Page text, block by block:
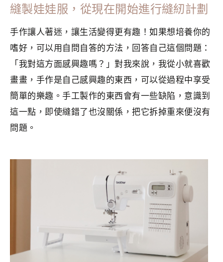
縫製娃娃服，從現在開始進行縫紉計劃
手作讓人著迷，讓生活變得更有趣！如果想培養你的
嗜好，可以用自問自答的方法，回答自己這個問題：
「我對這方面感興趣嗎？」對我來說，我從小就喜歡
畫畫，手作是自己感興趣的東西，可以從過程中享受
簡單的樂趣。手工製作的東西會有一些缺陷，意識到
這一點，即使縫錯了也沒關係，把它拆掉重來便沒有
問題。
縫紉筆記 裁製衣服的活用術,車衫